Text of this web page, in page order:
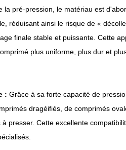
pré-pression, le matériau est
réduisant ainsi le risque de «
finale stable et puissante. Cette
plus uniforme, plus dur et
: Grâce à sa forte capacité de
dragéifiés, de comprimés
presser. Cette excellente